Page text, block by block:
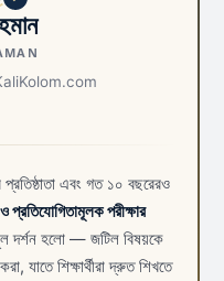
এবং গত ১০ বছরেরও
প্রতিযোগিতামূলক পরীক্ষার
দর্শন হলো — জটিল বিষয়কে
যাতে শিক্ষার্থীরা দ্রুত শিখতে